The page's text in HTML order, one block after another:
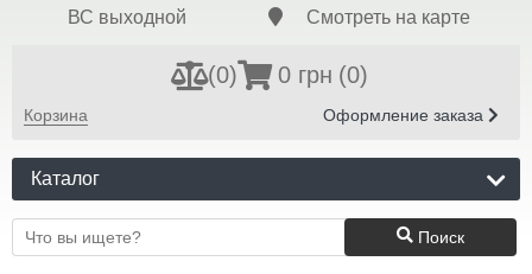
ВС выходной
Смотреть на карте
(0) 0 грн (0)
Корзина Оформление заказа
Каталог
Поиск